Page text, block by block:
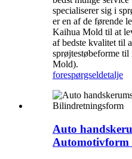
specialiserer sig i
er en af ​​de førende
Kaihua Mold til at
af bedste kvalitet til
sprøjtestøbeforme til
Mold).
forespørgseldetalje
Auto
Automotivform